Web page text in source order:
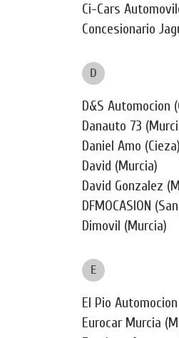
Ci-Cars
Concesionario
D
D&S Automocion
Danauto 73
Daniel Amo (Cieza)
David (Murcia)
David Gonzalez
DFMOCASION
Dimovil (Murcia)
E
El Pio
Eurocar Murcia